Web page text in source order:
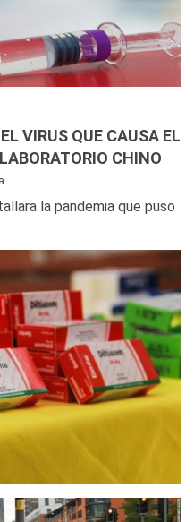
VIRUS QUE CAUSA EL
CHINO
la pandemia que puso